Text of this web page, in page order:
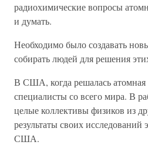
радиохимические вопросы
и думать.
Необходимо было создавать
собирать людей для решения
В США, когда решалась
специалисты со всего мира. В
целые коллективы физиков из
результаты своих
США.